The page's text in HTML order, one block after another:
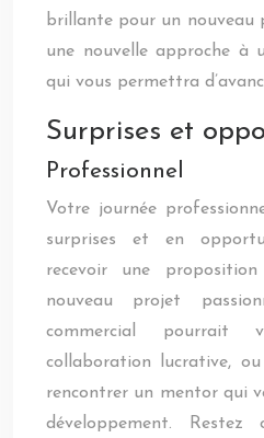
brillante pour un nouveau
une nouvelle approche à
qui vous permettra
Surprises et
Professionnel
Votre journée
surprises et en
recevoir une
nouveau projet
commercial pourrait
collaboration lucrative,
rencontrer un mentor qui
développement. Restez